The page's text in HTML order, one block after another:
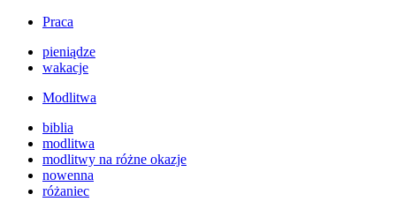
Praca
pieniądze
wakacje
Modlitwa
biblia
modlitwa
modlitwy na różne okazje
nowenna
różaniec